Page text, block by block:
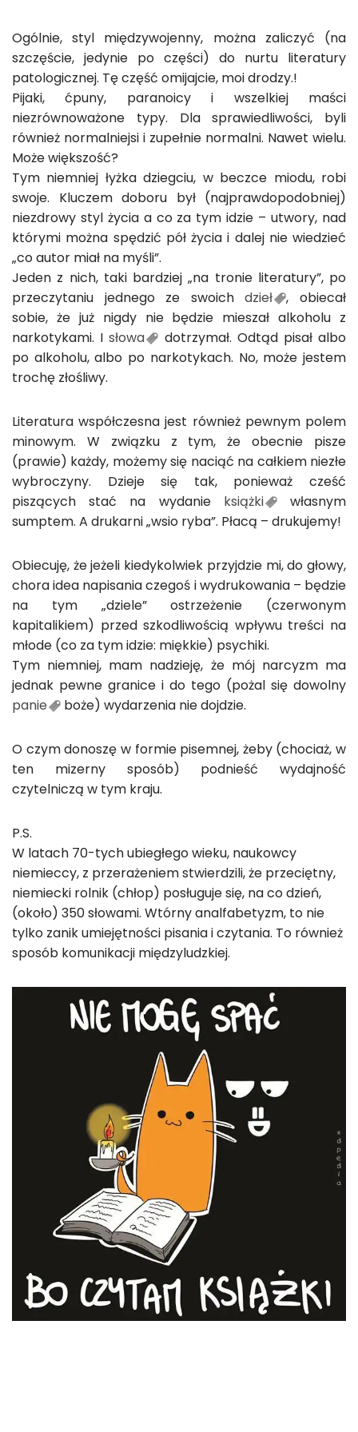
Ogólnie, styl międzywojenny, można zaliczyć (na
szczęście, jedynie po części) do nurtu literatury
patologicznej. Tę część omijajcie, moi drodzy.!
Pijaki, ćpuny, paranoicy i wszelkiej maści
niezrównoważone typy. Dla sprawiedliwości, byli
również normalniejsi i zupełnie normalni. Nawet wielu.
Może większość?
Tym niemniej łyżka dziegciu, w beczce miodu, robi
swoje. Kluczem doboru był (najprawdopodobniej)
niezdrowy styl życia a co za tym idzie – utwory, nad
którymi można spędzić pół życia i dalej nie wiedzieć
„co autor miał na myśli”.
Jeden z nich, taki bardziej „na tronie literatury”, po
przeczytaniu jednego ze swoichdzieł
, obiecał
sobie, że już nigdy nie będzie mieszał alkoholu z
narkotykami. Isłowa
dotrzymał. Odtąd pisał albo
po alkoholu, albo po narkotykach. No, może jestem
trochę złośliwy.
Literatura współczesna jest również pewnym polem
minowym. W związku z tym, że obecnie pisze
(prawie) każdy, możemy się naciąć na całkiem niezłe
wybroczyny. Dzieje się tak, ponieważ cześć
piszących stać na wydanie książki
własnym
sumptem. A drukarni „wsio ryba”. Płacą – drukujemy!
Obiecuję, że jeżeli kiedykolwiek przyjdzie mi, do głowy,
chora idea napisania czegoś i wydrukowania – będzie
na tym „dziele” ostrzeżenie (czerwonym
kapitalikiem) przed szkodliwością wpływu treści na
młode (co za tym idzie: miękkie) psychiki.
Tym niemniej, mam nadzieję, że mój narcyzm ma
jednak pewne granice i do tego (pożal się dowolny
panie
boże) wydarzenia nie dojdzie.
O czym donoszę w formie pisemnej, żeby (chociaż, w
ten mizerny sposób) podnieść wydajność
czytelniczą w tym kraju.
P.S.
W latach 70-tych ubiegłego wieku, naukowcy
niemieccy, z przerażeniem stwierdzili, że przeciętny,
niemiecki rolnik (chłop) posługuje się, na co dzień,
(około) 350 słowami. Wtórny analfabetyzm, to nie
tylko zanik umiejętności pisania i czytania. To również
sposób komunikacji międzyludzkiej.